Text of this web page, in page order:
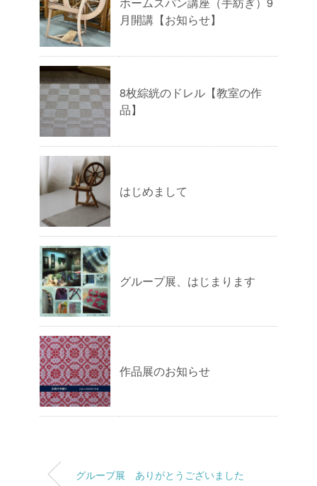
月開講【お知らせ】
8枚綜絖のドレル【教室の作
品】
はじめまして
グループ展、はじまります
作品展のお知らせ
グループ展 ありがとうございました